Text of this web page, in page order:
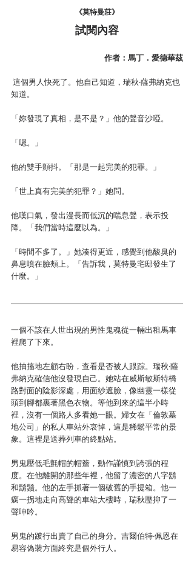
《莫特曼莊》
試閱內容
作者：馬丁．愛德華茲
知道。
「妳發現了真相，是不是？」他的聲音沙啞。
「嗯。」
他的雙手顫抖。「那是一起完美的犯罪。」
「世上真有完美的犯罪？」她問。
他嘆口氣，發出漫長而低沉的喘息聲，表示投
降。「我們當時這麼以為。」
「時間不多了。」她湊得更近，感覺到他酸臭的
鼻息噴在臉頰上。「告訴我，莫特曼宅邸發生了
什麼。」
一個不該在人世出現的男性鬼魂從一輛出租馬車
裡爬了下來。
他抽搐地左顧右盼，查看是否被人跟踪。瑞秋‧薩
弗納克確信他沒發現自己。她站在威斯敏斯特橋
路對面的陰影深處，用面紗遮臉，像幽靈一樣從
頭到腳都裹著黑色衣物。等他到來的這半小時
裡，沒有一個路人多看她一眼。婦女在「倫敦墓
地公司」的私人車站外哀悼，這是稀鬆平常的景
象。這裡是送葬列車的終點站。
男鬼壓低毛氈帽的帽簷，動作謹慎到誇張的程
度。在他離開的那些年裡，他留了濃密的八字鬍
和鬍鬚。他的左手抓著一個破舊的手提箱。他一
瘸一拐地走向高聳的車站大樓時，瑞秋壓抑了一
聲呻吟。
男鬼的跛行出賣了自己的身分。吉爾伯特‧佩恩在
易容偽裝方面終究是個外行人。